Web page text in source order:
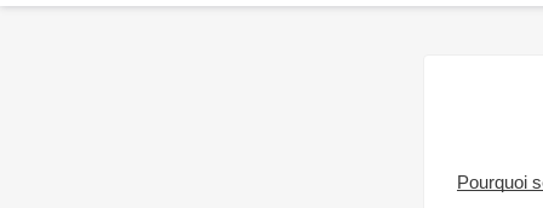
Pourquoi